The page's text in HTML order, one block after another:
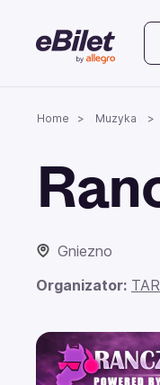
Home Muzyka
Gniezno
Organizator: